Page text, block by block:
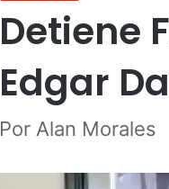
Detiene
Edgar
Por Alan Morales